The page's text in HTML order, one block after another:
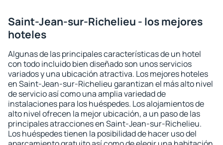
Saint-Jean-sur-Richelieu - los mejores
hoteles
Algunas de las principales características de un hotel
con todo incluido bien diseñado son unos servicios
variados y una ubicación atractiva. Los mejores hoteles
en Saint-Jean-sur-Richelieu garantizan el más alto nivel
de servicio así como una amplia variedad de
instalaciones para los huéspedes. Los alojamientos de
alto nivel ofrecen la mejor ubicación, a un paso de las
principales atracciones en Saint-Jean-sur-Richelieu.
Los huéspedes tienen la posibilidad de hacer uso del